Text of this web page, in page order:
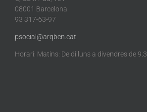
08001 Barcelona
93 317-63-97
psocial@arqbcn.cat
Horari: Matins: De dilluns a divendres de